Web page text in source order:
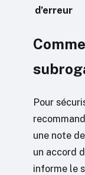
d’erreur
Pour
une note
un accord
informe le